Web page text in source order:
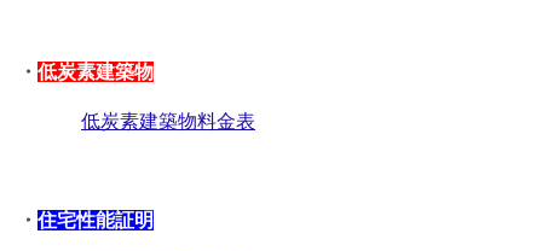
・ 低炭素建築物
低炭素建築物料金表
・ 住宅性能証明